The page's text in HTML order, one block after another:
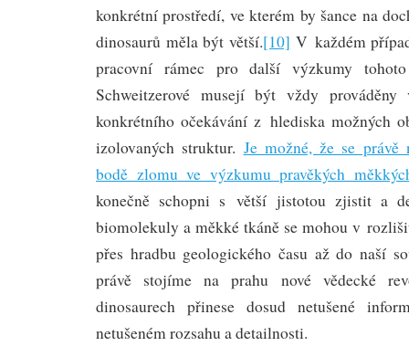
konkrétní prostředí, ve kterém by šance na
dinosaurů měla být větší.[10] V každém
pracovní rámec pro další výzkumy
Schweitzerové musejí být vždy
konkrétního očekávání z hlediska možných
izolovaných struktur. Je možné, že se
bodě zlomu ve výzkumu pravěkých
konečně schopni s větší jistotou zjistit a
biomolekuly a měkké tkáně se mohou v
přes hradbu geologického času až do naší
právě stojíme na prahu nové vědecké
dinosaurech přinese dosud netušené
netušeném rozsahu a detailnosti.